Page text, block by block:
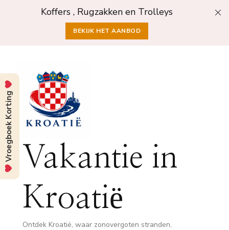
Koffers , Rugzakken en Trolleys
BEKIJK HET AANBOD
Vakantie in
Kroatië
Ontdek Kroatië, waar zonovergoten stranden,
Vroegboek Korting